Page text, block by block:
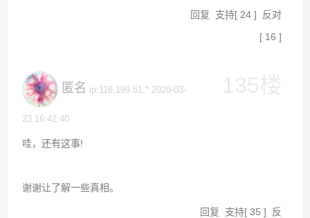
回复 支持[ 24]
反对
[ 16]
匿名 ip:116.199.51.* 2020-03-
23 16:42:40
哇，还有这事!
谢谢让了解一些真相。
回复 支持[ 35]
反